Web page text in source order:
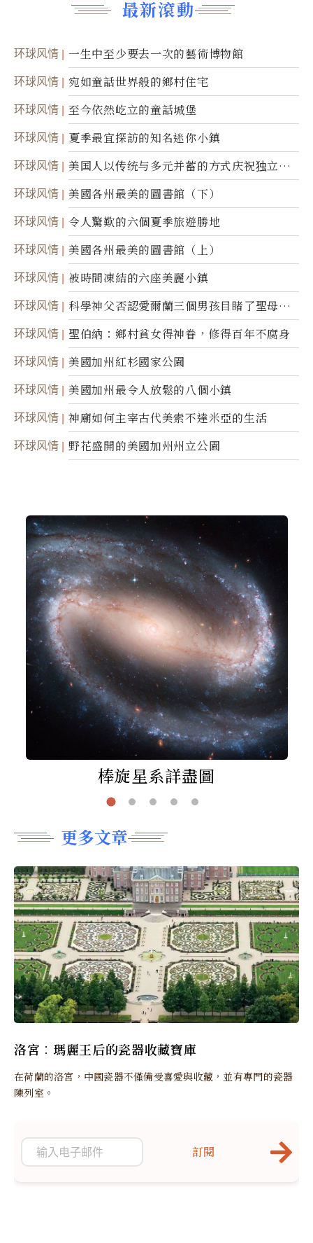
最新滾動
环球风情 一生中至少要去一次的藝術博物館
环球风情 宛如童話世界般的鄉村住宅
环球风情 至今依然屹立的童話城堡
环球风情 夏季最宜探訪的知名迷你小鎮
环球风情
美国人以传统与多元并蓄的方式庆祝独立日2
50周年
环球风情 美國各州最美的圖書館（下）
环球风情 令人驚歎的六個夏季旅遊勝地
环球风情 美國各州最美的圖書館（上）
环球风情 被時間凍結的六座美麗小鎮
环球风情
科學神父否認愛爾蘭三個男孩目睹了聖母顯
靈
环球风情 聖伯納：鄉村貧女得神眷，修得百年不腐身
环球风情 美國加州紅杉國家公園
环球风情 美國加州最令人放鬆的八個小鎮
环球风情 神廟如何主宰古代美索不達米亞的生活
环球风情 野花盛開的美國加州州立公園
棒旋星系詳盡圖
更多文章
洛宮︰瑪麗王后的瓷器收藏寶庫
在荷蘭的洛宮，中國瓷器不僅備受喜愛與收藏，並有專門的瓷器
陳列室。
訂閱